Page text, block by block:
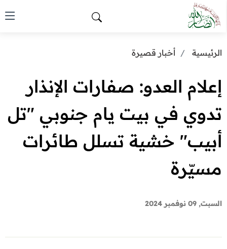
الرئيسية أخبار قصيرة
إعلام العدو: صفارات الإنذار
تدوي في بيت يام جنوبي "تل
أبيب" خشية تسلل طائرات
مسيّرة
السبت, 09 نوفمبر 2024